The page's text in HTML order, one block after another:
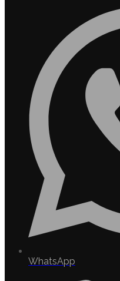
WhatsApp